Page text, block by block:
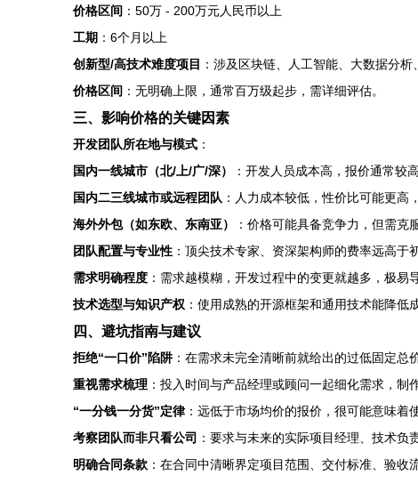
价格区间 ：50万 - 200万元人民币以上
工期 ：6个月以上
创新型/高技术难度项目 ：涉及区块链、人工智能、大数据分析
价格区间 ：无明确上限，通常百万级起步，需详细评估。
三、影响价格的关键因素
开发团队所在地与模式 ：
国内一线城市（北/上/广/深）
：开发人员成本高，报价通常较
国内二三线城市或远程团队 ：人力成本较低，性价比可能更高
海外外包（如东欧、东南亚）
：价格可能具备竞争力，但需克
团队配置与专业性 ：顶尖技术专家、资深架构师的费率远高于
需求明确程度 ：需求越模糊，开发过程中的变更就越多，极
技术选型与知识产权 ：使用成熟的开源框架和通用技术能降
四、避坑指南与建议
拒绝“一口价”陷阱：在需求未完全清晰前就给出的过低固定总
重视需求梳理 ：投入时间与产品经理或顾问一起细化需求，制
“一分钱一分货”定律：远低于市场均价的报价，很可能意味着
考察团队而非只看公司 ：要求与未来的实际项目经理、技术负
明确合同条款 ：在合同中清晰界定项目范围、交付标准、验